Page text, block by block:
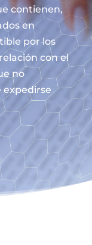
contienen,
en
por los
con el
no